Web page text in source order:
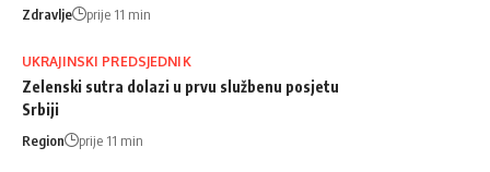
Zdravlje prije 11 min
UKRAJINSKI PREDSJEDNIK
Zelenski sutra dolazi u prvu službenu posjetu
Srbiji
Region prije 11 min